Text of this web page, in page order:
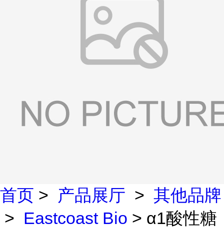
首页 > 产品展厅 > 其他品牌
> Eastcoast Bio > α1酸性糖